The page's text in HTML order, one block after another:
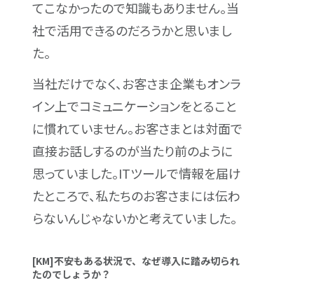
てこなかったので知識もありません。当
社で活用できるのだろうかと思いまし
た。
当社だけでなく、お客さま企業もオンラ
イン上でコミュニケーションをとること
に慣れていません。お客さまとは対面で
直接お話しするのが当たり前のように
思っていました。ITツールで情報を届け
たところで、私たちのお客さまには伝わ
らないんじゃないかと考えていました。
[KM]不安もある状況で、なぜ導入に踏み切られ
たのでしょうか？